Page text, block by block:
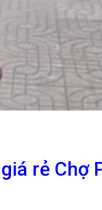
rẻ Chợ